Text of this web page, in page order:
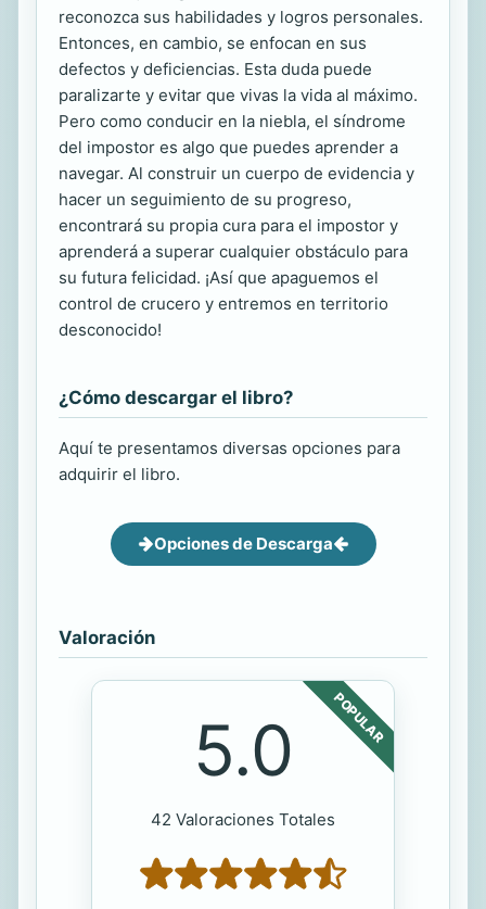
reconozca sus habilidades y logros personales.
Entonces, en cambio, se enfocan en sus
defectos y deficiencias. Esta duda puede
paralizarte y evitar que vivas la vida al máximo.
Pero como conducir en la niebla, el síndrome
del impostor es algo que puedes aprender a
navegar. Al construir un cuerpo de evidencia y
hacer un seguimiento de su progreso,
encontrará su propia cura para el impostor y
aprenderá a superar cualquier obstáculo para
su futura felicidad. ¡Así que apaguemos el
control de crucero y entremos en territorio
desconocido!
¿Cómo descargar el libro?
Aquí te presentamos diversas opciones para
adquirir el libro.
Opciones de Descarga
Valoración
POPULAR
5.0
42 Valoraciones Totales